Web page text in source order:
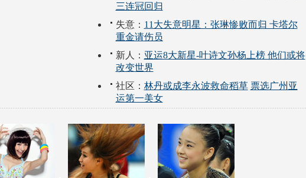
三连冠回归
失意： 11大失意明星：张琳惨败而归 卡塔尔
重金请伤员
新人： 亚运8大新星-叶诗文孙杨上榜 他们或将
改变世界
社区： 林丹或成李永波救命稻草 票选广州亚
运第一美女